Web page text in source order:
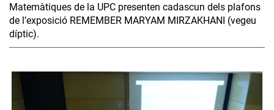
Matemàtiques de la UPC presenten cadascun dels plafons
de l’exposició REMEMBER MARYAM MIRZAKHANI (vegeu
díptic).